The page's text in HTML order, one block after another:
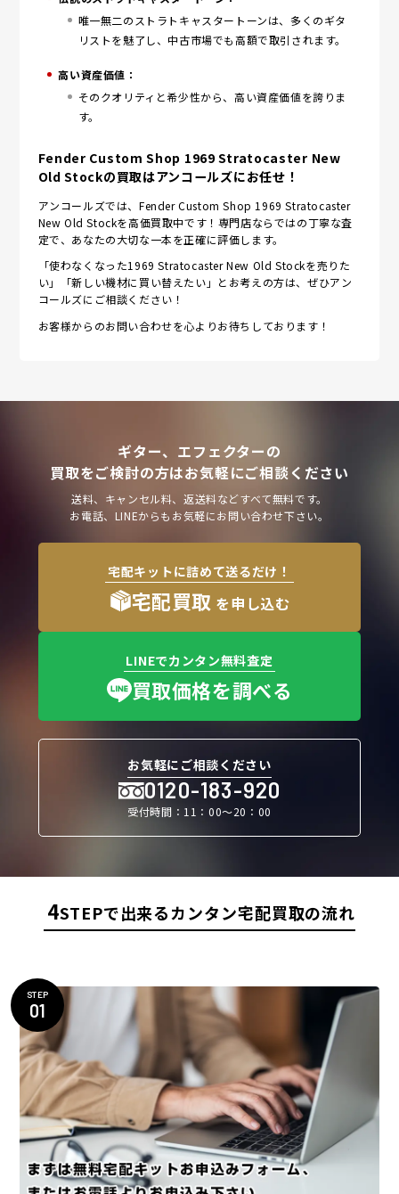
唯一無二のストラトキャスタートーンは、多くのギタ
リストを魅了し、中古市場でも高額で取引されます。
高い資産価値：
そのクオリティと希少性から、高い資産価値を誇りま
す。
Fender Custom Shop 1969 Stratocaster New
Old Stockの買取はアンコールズにお任せ！
アンコールズでは、Fender Custom Shop 1969 Stratocaster
New Old Stockを高価買取中です！専門店ならではの丁寧な査
定で、あなたの大切な一本を正確に評価します。
「使わなくなった1969 Stratocaster New Old Stockを売りた
い」「新しい機材に買い替えたい」とお考えの方は、ぜひアン
コールズにご相談ください！
お客様からのお問い合わせを心よりお待ちしております！
ギター、エフェクターの
買取をご検討の方はお気軽にご相談ください
送料、キャンセル料、返送料などすべて無料です。
お電話、LINEからもお気軽にお問い合わせ下さい。
宅配キットに詰めて送るだけ！
宅配買取 を申し込む
LINEでカンタン無料査定
買取価格を調べる
お気軽にご相談ください
0120-183-920
受付時間：11：00〜20：00
4STEPで出来るカンタン宅配買取の流れ
STEP
01